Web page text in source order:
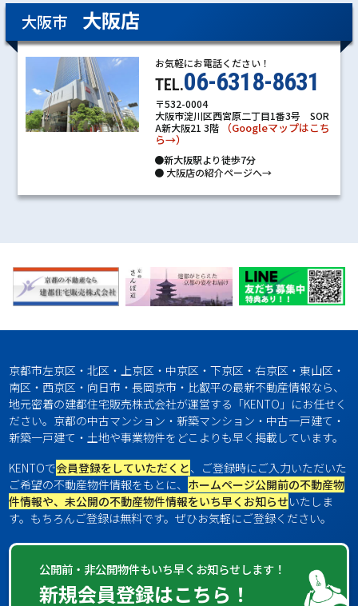
大阪市 大阪店
お気軽にお電話ください！
TEL.06-6318-8631
〒532-0004
大阪市淀川区西宮原二丁目1番3号 SOR
A新大阪21 3階
（Googleマップはこち
ら→）
●新大阪駅より徒歩7分
●大阪店の紹介ページへ→
京都市左京区・北区・上京区・中京区・下京区・右京区・東山区・
南区・西京区・向日市・長岡京市・比叡平の最新不動産情報なら、
地元密着の建都住宅販売株式会社が運営する「KENTO」にお任せく
ださい。京都の中古マンション・新築マンション・中古一戸建て・
新築一戸建て・土地や事業物件をどこよりも早く掲載しています。
KENTOで会員登録をしていただくと、ご登録時にご入力いただいた
ご希望の不動産物件情報をもとに、 ホームページ公開前の不動産物
件情報や、未公開の不動産物件情報をいち早くお知らせいたしま
す。もちろんご登録は無料です。ぜひお気軽にご登録ください。
公開前・非公開物件もいち早くお知らせします！
新規会員登録はこちら！